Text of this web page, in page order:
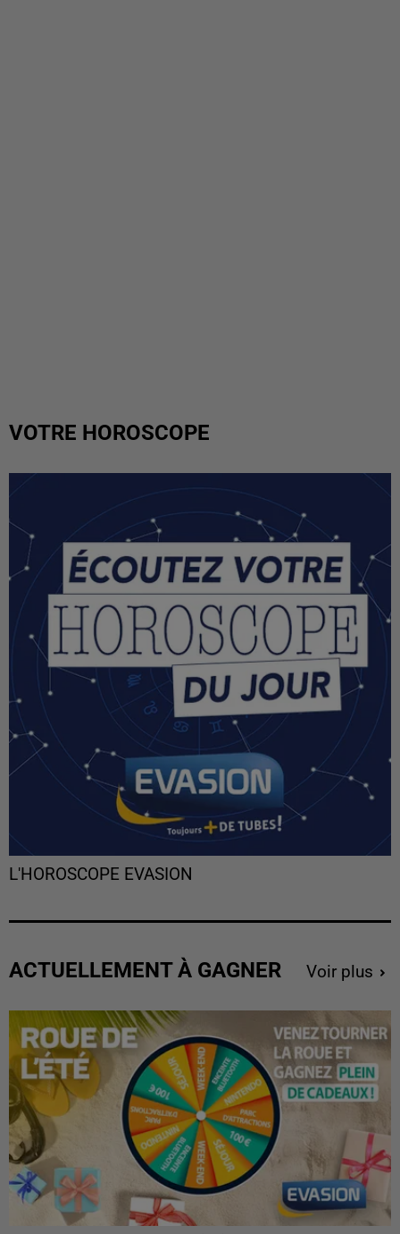
VOTRE HOROSCOPE
L'HOROSCOPE EVASION
ACTUELLEMENT À GAGNER Voir plus